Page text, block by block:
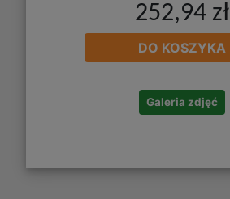
252,94 zł
DO KOSZYKA
Galeria zdjęć